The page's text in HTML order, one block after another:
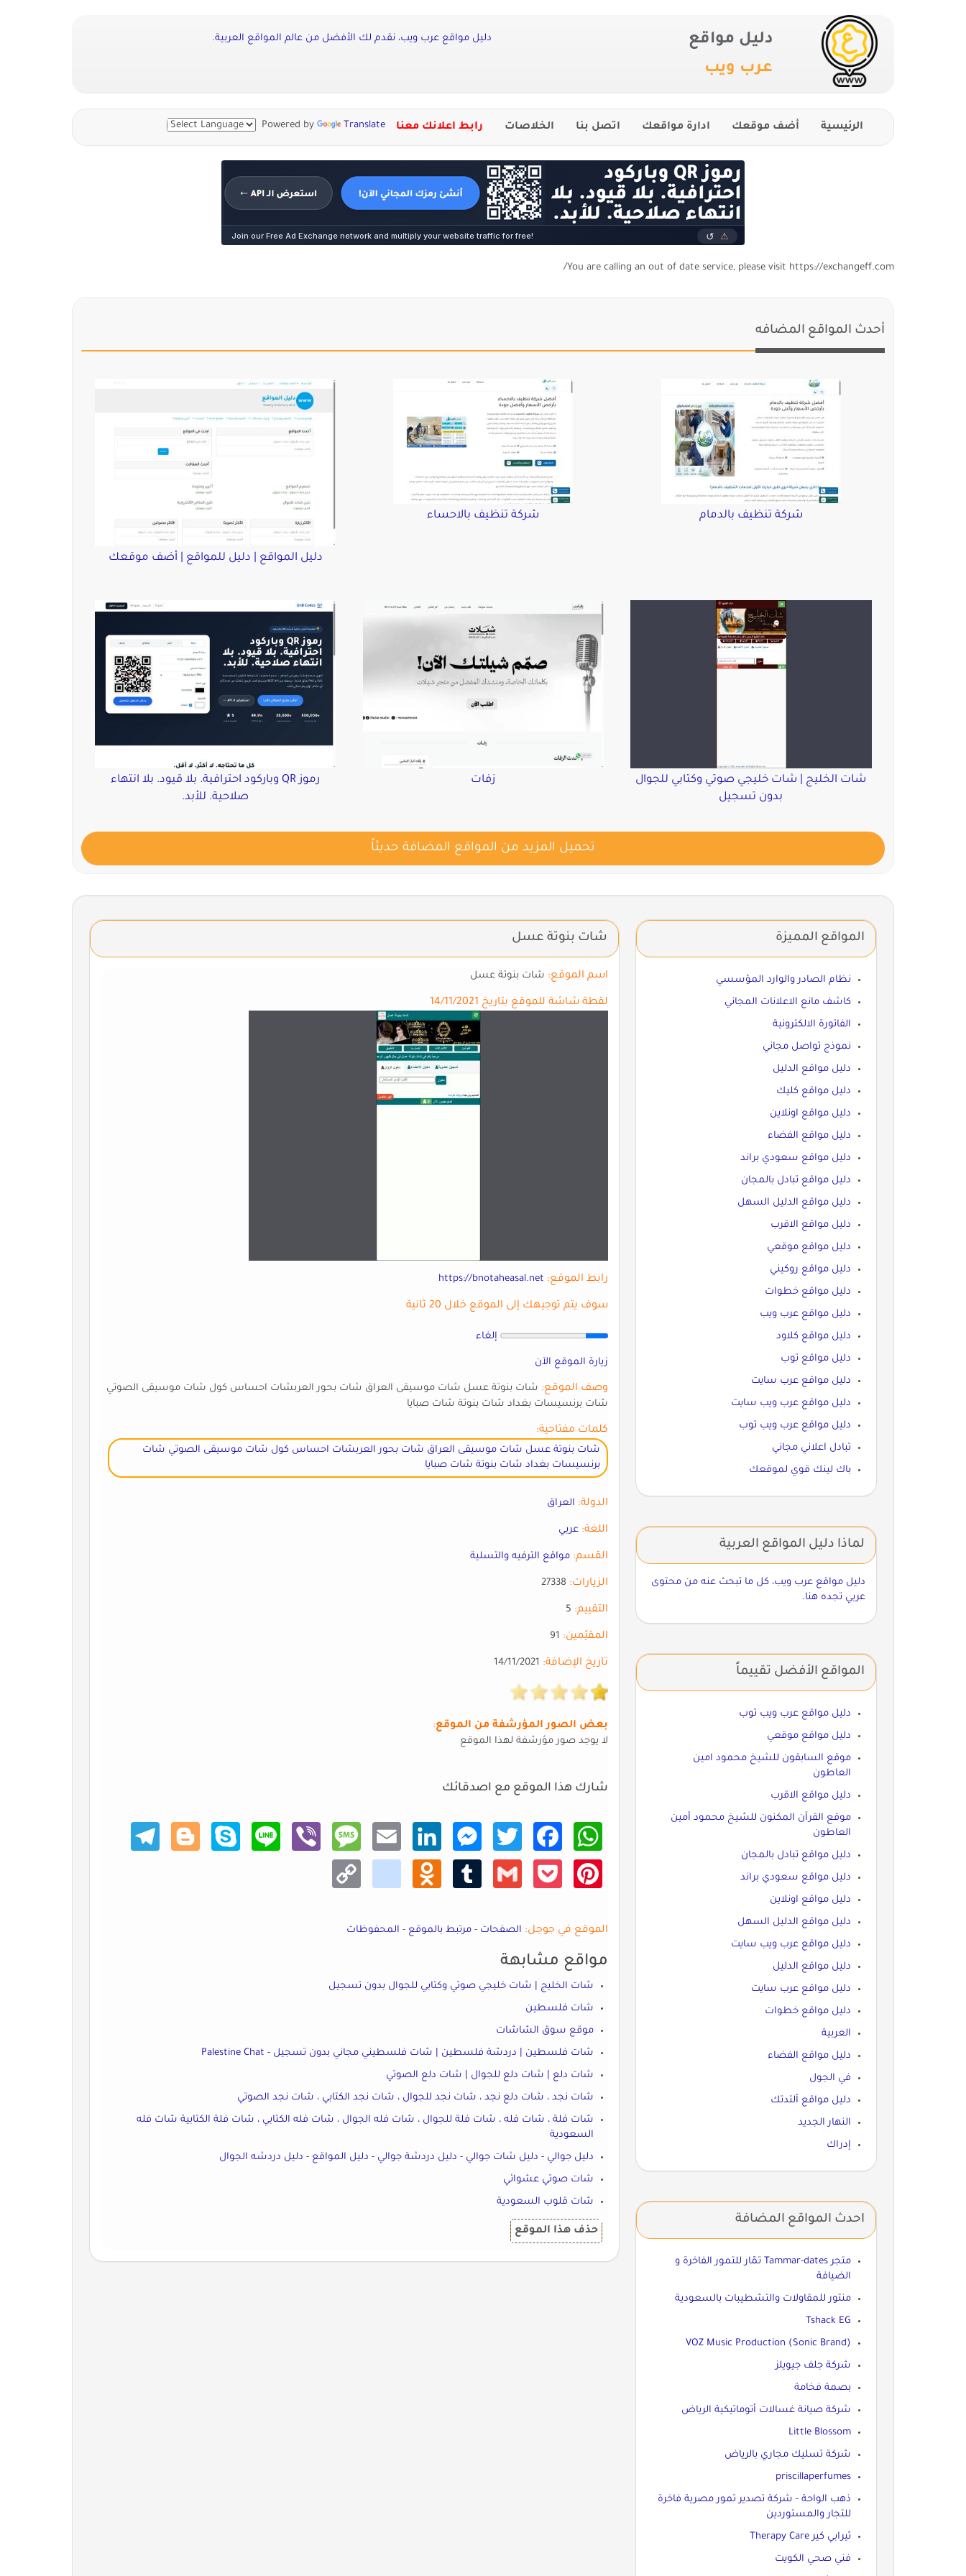
دليل مواقع
عرب ويب
دليل مواقع عرب ويب، نقدم لك الأفضل من عالم المواقع العربية.
الرئيسية أضف موقعك ادارة مواقعك اتصل بنا الخلاصات رابط اعلانك معنا Powered by Translate
You are calling an out of date service, please visit https://exchangeff.com/
أحدث المواقع المضافه
شركة تنظيف بالدمام شركة تنظيف بالاحساء
دليل المواقع | دليل للمواقع | أضف موقعك
شات الخليج | شات خليجي صوتي وكتابي للجوال
بدون تسجيل
زفات
رموز QR وباركود احترافية. بلا قيود. بلا انتهاء
صلاحية. للأبد.
تحميل المزيد من المواقع المضافة حديثاً
شات بنوتة عسل
اسم الموقع: شات بنوتة عسل
لقطة شاشة للموقع بتاريخ 14/11/2021
رابط الموقع: https://bnotaheasal.net
سوف يتم توجيهك إلى الموقع خلال 20 ثانية
إلغاء
زيارة الموقع الآن
وصف الموقع: شات بنوتة عسل شات موسيقى العراق شات بحور العربشات احساس كول شات موسيقى الصوتي
شات برنسيسات بغداد شات بنوتة شات صبايا
كلمات مفتاحية:
شات بنوتة عسل شات موسيقى العراق شات بحور العربشات احساس كول شات موسيقى الصوتي شات
برنسيسات بغداد شات بنوتة شات صبايا
الدولة: العراق
اللغة: عربي
القسم: مواقع الترفيه والتسلية
الزيارات:
التقييم:
المقيّمين:
تاريخ الإضافة:
بعض الصور المؤرشفة من الموقع:
لا يوجد صور مؤرشفة لهذا الموقع
شارك هذا الموقع مع اصدقائك
What
sApp
Faceb
ook
Twitt
er
Mess
enger
Linke
dIn
Email
Mess
age
Viber
Line
Skype
Blogg
er
Teleg
ram
Pinte
rest
Pocke
Gmail
Tumb
Odno
klass
niki
Copy
Link
الموقع في جوجل: الصفحات - مرتبط بالموقع - المحفوظات
مواقع مشابهة
شات الخليج | شات خليجي صوتي وكتابي للجوال بدون تسجيل
شات فلسطين
موقع سوق الشاشات
شات فلسطين | دردشة فلسطين | شات فلسطيني مجاني بدون تسجيل - Palestine Chat
شات دلع | شات دلع للجوال | شات دلع الصوتي
شات نجد ، شات دلع نجد ، شات نجد للجوال ، شات نجد الكتابي ، شات نجد الصوتي
شات فلة ، شات فله ، شات فلة للجوال ، شات فله الجوال ، شات فله الكتابي ، شات فلة الكتابية شات فله
السعودية
دليل جوالي - دليل شات جوالي - دليل دردشة جوالي - دليل المواقع - دليل دردشه الجوال
شات صوتي عشوائي
شات قلوب السعودية
حذف هذا الموقع
المواقع المميزة
نظام الصادر والوارد المؤسسي
كاشف مانع الاعلانات المجاني
الفاتورة الالكترونية
نموذج تواصل مجاني
دليل مواقع الدليل
دليل مواقع كليك
دليل مواقع اونلاين
دليل مواقع الفضاء
دليل مواقع سعودي براند
دليل مواقع تبادل بالمجان
دليل مواقع الدليل السهل
دليل مواقع الاقرب
دليل مواقع موقعي
دليل مواقع روكيني
دليل مواقع خطوات
دليل مواقع عرب ويب
دليل مواقع كلاود
دليل مواقع توب
دليل مواقع عرب سايت
دليل مواقع عرب ويب سايت
دليل مواقع عرب ويب توب
تبادل اعلاني مجاني
باك لينك قوي لموقعك
لماذا دليل المواقع العربية
دليل مواقع عرب ويب، كل ما تبحث عنه من محتوى
عربي تجده هنا.
المواقع الأفضل تقييماً
دليل مواقع عرب ويب توب
دليل مواقع موقعي
موقع السابقون للشيخ محمود امين
العاطون
دليل مواقع الاقرب
موقع القرآن المكنون للشيخ محمود أمين
العاطون
دليل مواقع تبادل بالمجان
دليل مواقع سعودي براند
دليل مواقع اونلاين
دليل مواقع الدليل السهل
دليل مواقع عرب ويب سايت
دليل مواقع الدليل
دليل مواقع عرب سايت
دليل مواقع خطوات
العربية
دليل مواقع الفضاء
في الجول
دليل مواقع ألتدتك
النهار الجديد
إدراك
احدث المواقع المضافة
متجر Tammar-dates تمّار للتمور الفاخرة و
الضيافة
منتور للمقاولات والتشطيبات بالسعودية
Tshack EG
VOZ Music Production (Sonic Brand)
شركة جلف جيويلز
بصمة فخامة
شركة صيانة غسالات أتوماتيكية الرياض
Little Blossom
شركة تسليك مجاري بالرياض
priscillaperfumes
ذهب الواحة - شركة تصدير تمور مصرية فاخرة
للتجار والمستوردين
ثيرابي كير Therapy Care
فني صحي الكويت